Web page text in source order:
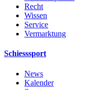
Recht
Wissen
Service
Vermarktung
Schiesssport
News
Kalender